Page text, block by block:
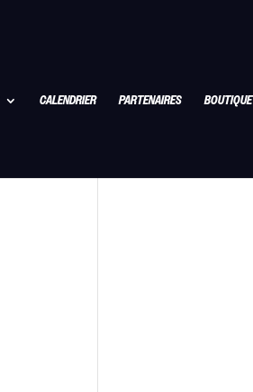
CALENDRIER PARTENAIRES BOUTIQUE